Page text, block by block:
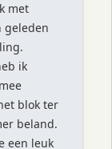
met
geleden
ik
blok ter
beland.
een leuk